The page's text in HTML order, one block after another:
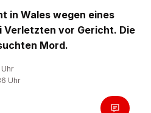
in Wales wegen eines
vor Gericht. Die
Mord.
Uhr